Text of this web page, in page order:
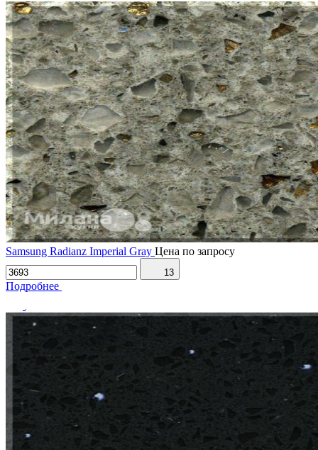
Samsung Radianz Imperial Gray Цена по запросу
13
Подробнее